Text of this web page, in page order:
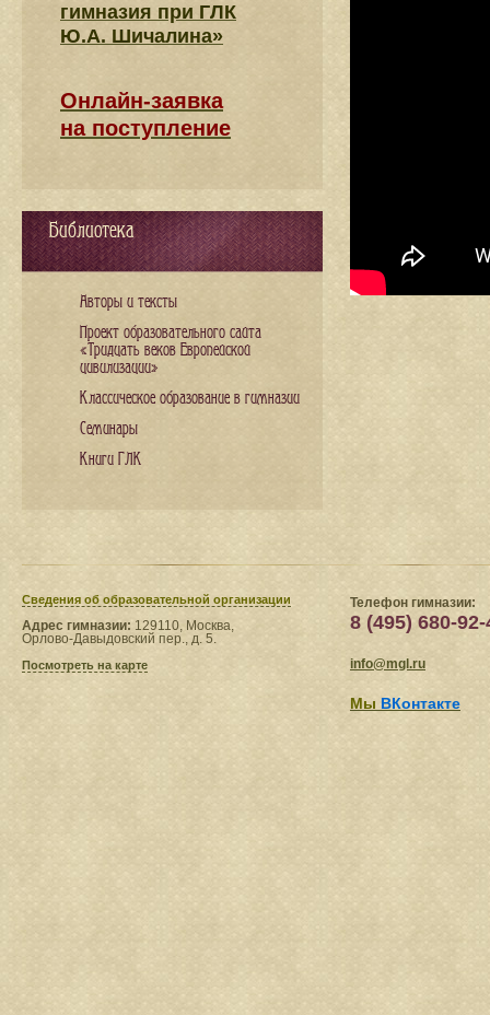
гимназия при ГЛК
Ю.А. Шичалина»
Онлайн-заявка
на поступление
Библиотека
Авторы и тексты
Проект образовательного сайта
«Тридцать веков Европейской
цивилизации»
Классическое образование в гимназии
Семинары
Книги ГЛК
Сведения​ об образовательной организации
Адрес гимназии: 129110, Москва,
Орлово-Давыдовский пер., д. 5.
Посмотреть на карте
Телефон гимназии:
8 (495) 680-92-
info@mgl.ru
Мы ВКонтакте